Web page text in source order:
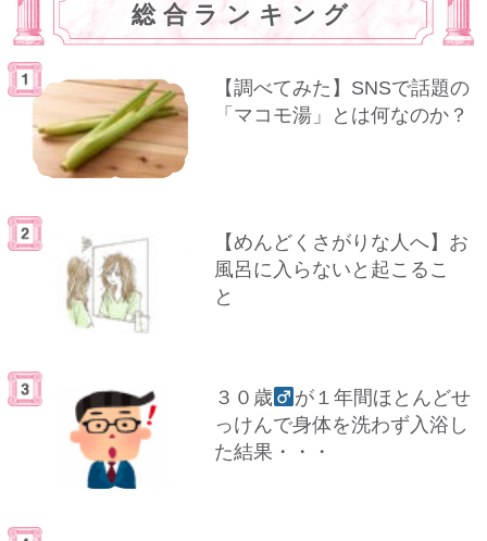
総合ランキング
【調べてみた】SNSで話題の
「マコモ湯」とは何なのか？
【めんどくさがりな人へ】お
風呂に入らないと起こるこ
と
３０歳
が１年間ほとんどせ
っけんで身体を洗わず入浴し
た結果・・・